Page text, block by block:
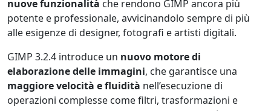
nuove funzionalità che rendono GIMP ancora più
potente e professionale, avvicinandolo sempre di più
alle esigenze di designer, fotografi e artisti digitali.
GIMP 3.2.4 introduce un nuovo motore di
elaborazione delle immagini, che garantisce una
maggiore velocità e fluidità nell’esecuzione di
operazioni complesse come filtri, trasformazioni e